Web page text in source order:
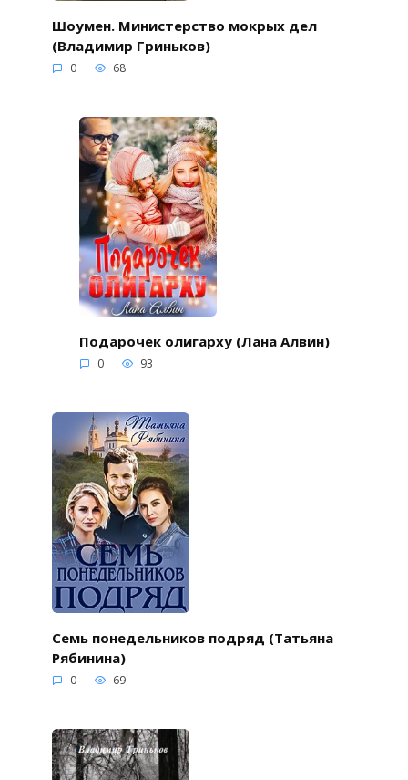
Шоумен. Министерство мокрых дел
(Владимир Гриньков)
0 68
Подарочек олигарху (Лана Алвин)
0 93
Семь понедельников подряд (Татьяна
Рябинина)
0 69